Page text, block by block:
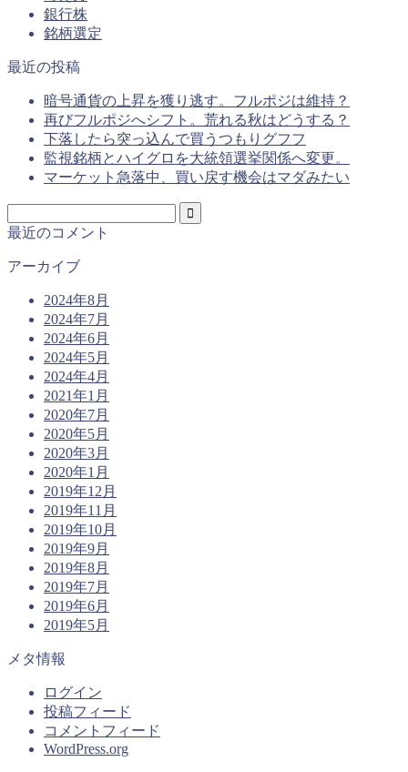
銀行株
銘柄選定
最近の投稿
暗号通貨の上昇を獲り逃す。フルポジは維持？
再びフルポジへシフト。荒れる秋はどうする？
下落したら突っ込んで買うつもりグフフ
監視銘柄とハイグロを大統領選挙関係へ変更。
マーケット急落中、買い戻す機会はマダみたい
最近のコメント
アーカイブ
2024年8月
2024年7月
2024年6月
2024年5月
2024年4月
2021年1月
2020年7月
2020年5月
2020年3月
2020年1月
2019年12月
2019年11月
2019年10月
2019年9月
2019年8月
2019年7月
2019年6月
2019年5月
メタ情報
ログイン
投稿フィード
コメントフィード
WordPress.org